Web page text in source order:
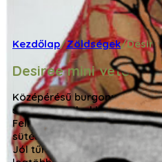
Kezdőlap/Zöldségek/
Desiree mini
Középérésű burgonyafajta,
sárga hússal – klasszikus
Felhasználása vegyes:
sütéshez is alkalmas (A,B
Jól tűri szárazságot, hideg-